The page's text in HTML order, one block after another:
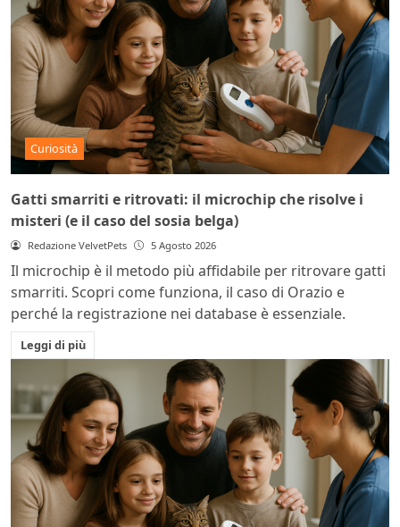
Curiosità
Gatti smarriti e ritrovati: il microchip che risolve i
misteri (e il caso del sosia belga)
Redazione VelvetPets 5 Agosto 2026
Il microchip è il metodo più affidabile per ritrovare gatti
smarriti. Scopri come funziona, il caso di Orazio e
perché la registrazione nei database è essenziale.
Leggi di più